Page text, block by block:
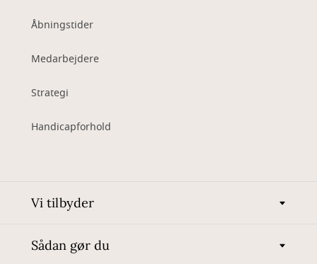
Åbningstider
Medarbejdere
Strategi
Handicapforhold
Vi tilbyder
Sådan gør du